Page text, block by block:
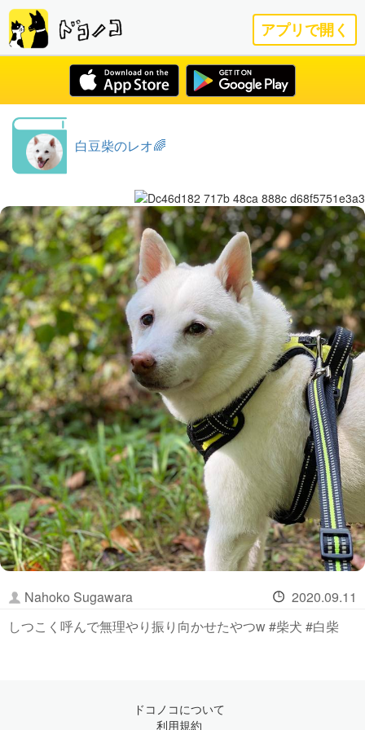
アプリで開く
白豆柴のレオ🌈
Nahoko Sugawara
2020.09.11
しつこく呼んで無理やり振り向かせたやつw #柴犬 #白柴
ドコノコについて
利用規約